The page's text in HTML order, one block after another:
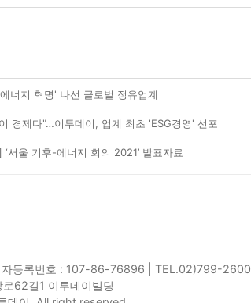
에너지 혁명' 나선 글로벌 정유업계
경제다"…이투데이, 업계 최초 'ESG경영' 선포
‘서울 기후-에너지 회의 2021’ 발표자료
자등록번호 : 107-86-76896 | TEL.02)799-
62길1 이투데이빌딩